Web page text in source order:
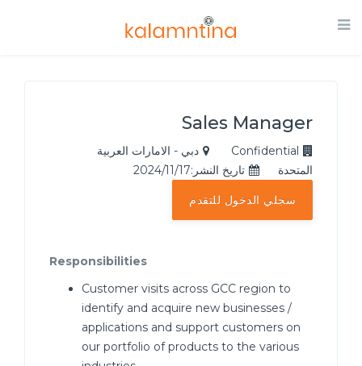
Sales Manager
Confidential
دبي - الامارات العربية
المتحدة
تاريخ النشر:2024/11/17
سجلي الدخول للتقدم
Responsibilities
Customer visits across GCC region to
identify and acquire new businesses /
applications and support customers on
our portfolio of products to the various